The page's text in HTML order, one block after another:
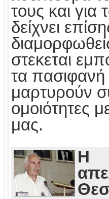
τους και
δείχνει
στεκεται
τα πασιφανή
μαρτυρούν
ομοιότητες
μας.
Η